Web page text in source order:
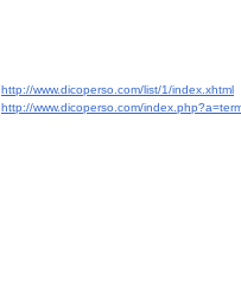
http://www.dicoperso.com/list/1/index.xhtml
http://www.dicoperso.com/